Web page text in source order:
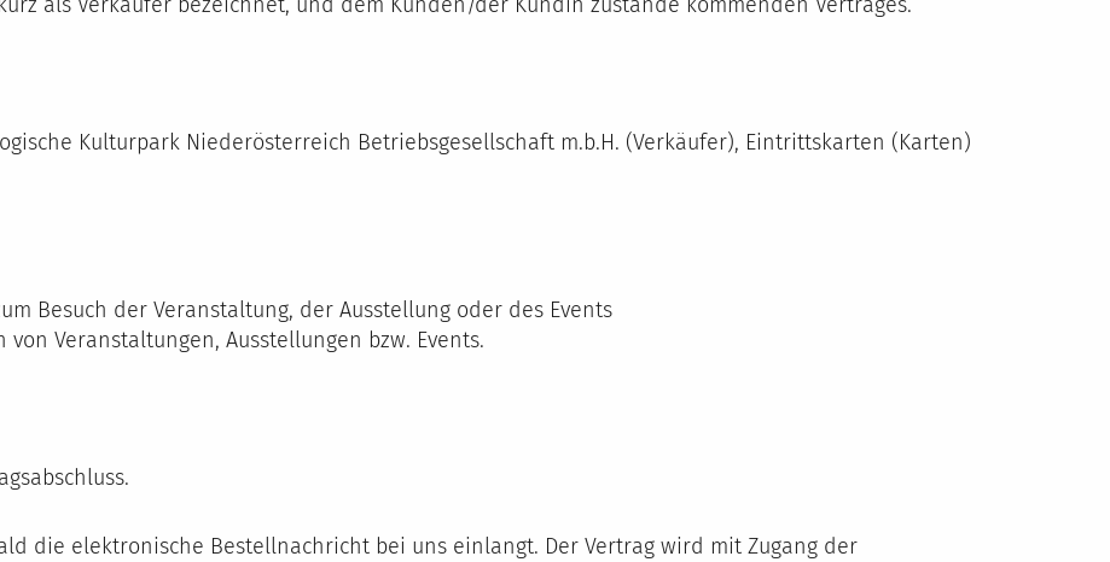
Kulturpark Niederösterreich Betriebsgesellschaft m.b.H. (Verkäufer), Eintrittskarten (Karten)
Besuch der Veranstaltung, der Ausstellung oder des Events
Veranstaltungen, Ausstellungen bzw. Events.
die elektronische Bestellnachricht bei uns einlangt. Der Vertrag wird mit Zugang der